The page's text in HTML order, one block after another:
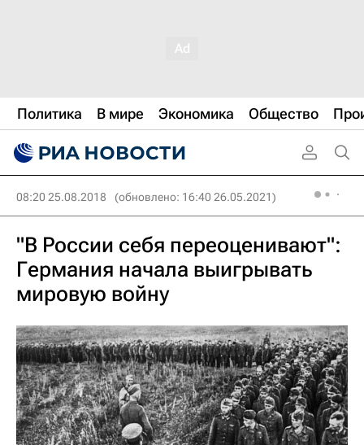
Политика В мире Экономика Общество
08:20 25.08.2018 (обновлено: 16:40 26.05.2021)
"В России себя переоценивают":
Германия начала выигрывать
мировую войну